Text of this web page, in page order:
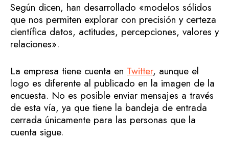
Según dicen, han desarrollado «modelos sólidos
que nos permiten explorar con precisión y certeza
científica datos, actitudes, percepciones, valores y
relaciones».
La empresa tiene cuenta en Twitter, aunque el
logo es diferente al publicado en la imagen de la
encuesta. No es posible enviar mensajes a través
de esta vía, ya que tiene la bandeja de entrada
cerrada únicamente para las personas que la
cuenta sigue.